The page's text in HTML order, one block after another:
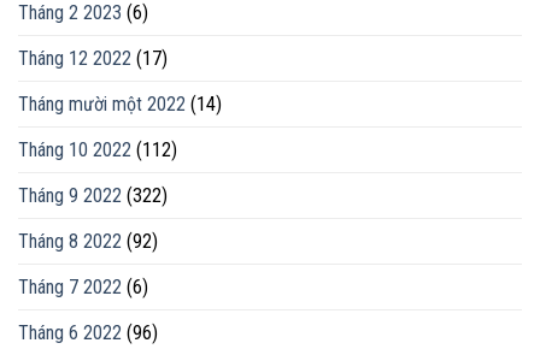
Tháng 2 2023 (6)
Tháng 12 2022 (17)
Tháng mười một 2022 (14)
Tháng 10 2022 (112)
Tháng 9 2022 (322)
Tháng 8 2022 (92)
Tháng 7 2022 (6)
Tháng 6 2022 (96)